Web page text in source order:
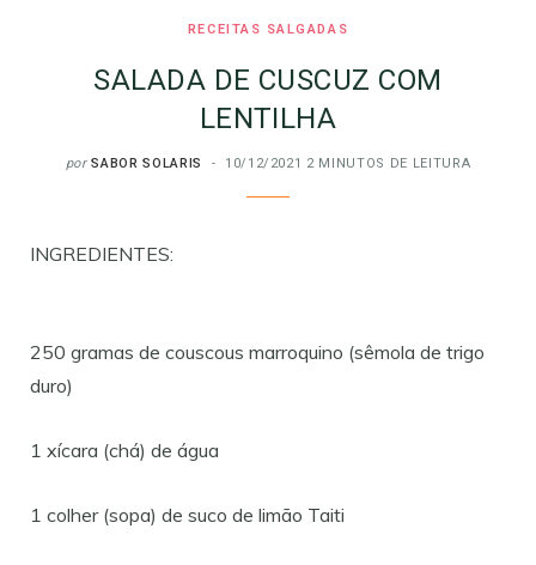
RECEITAS SALGADAS
SALADA DE CUSCUZ COM
LENTILHA
por SABOR SOLARIS 10/12/2021 2 MINUTOS DE LEITURA
INGREDIENTES:
250 gramas de couscous marroquino (sêmola de trigo
duro)
1 xícara (chá) de água
1 colher (sopa) de suco de limão Taiti